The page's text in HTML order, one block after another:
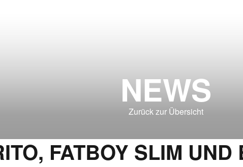
NEWS
Zurück zur Übersicht
FATBOY SLIM